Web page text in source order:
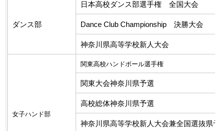
ダンス部
日本高校ダンス部選手権 全国大会
Dance Club Championship 決勝大会
神奈川県高等学校新人大会
女子ハンド部
関東高校ハンドボール選手権
関東大会神奈川県予選
高校総体神奈川県予選
神奈川県高等学校新人大会兼全国選抜県